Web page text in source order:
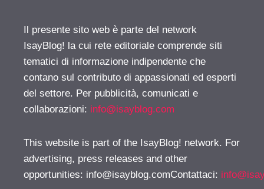
Il presente sito web è parte del network
IsayBlog! la cui rete editoriale comprende siti
tematici di informazione indipendente che
contano sul contributo di appassionati ed esperti
del settore. Per pubblicità, comunicati e
collaborazioni: info@isayblog.com
This website is part of the IsayBlog! network. For
advertising, press releases and other
opportunities: info@isayblog.comContattaci: